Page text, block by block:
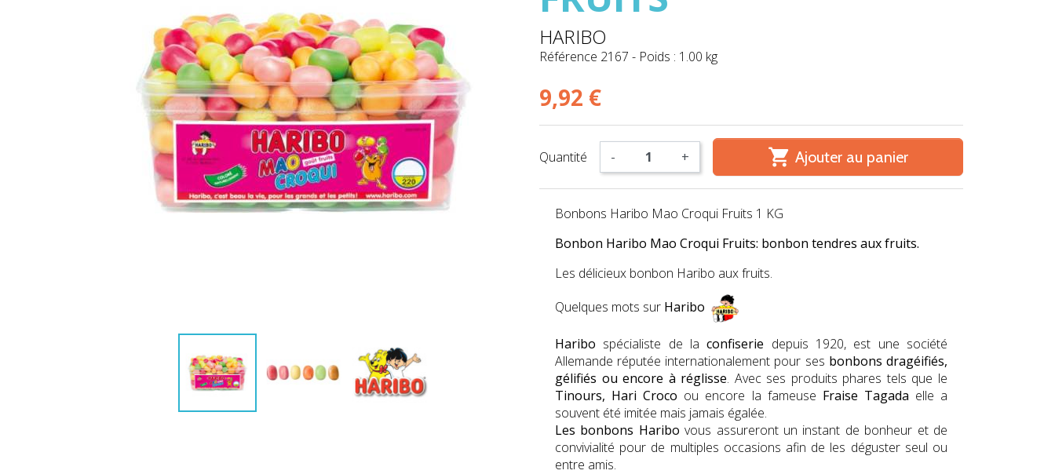
HARIBO
Référence 2167 - Poids : 1.00 kg
9,92 €
Quantité - +  Ajouter au panier
Bonbons Haribo Mao Croqui Fruits 1 KG
Bonbon Haribo Mao Croqui Fruits: bonbon tendres aux fruits.
Les délicieux bonbon Haribo aux fruits.
Quelques mots sur Haribo
Haribo spécialiste de laconfiserie depuis 1920, est une société
Allemande réputée internationalement pour ses bonbons dragéifiés,
gélifiés ou encore à réglisse. Avec ses produits phares tels que le
Tinours, Hari Croco ou encore la fameuse Fraise Tagada elle a
souvent été imitée mais jamais égalée.
Les bonbons Haribo vous assureront un instant de bonheur et de
convivialité pour de multiples occasions afin de les déguster seul ou
entre amis.